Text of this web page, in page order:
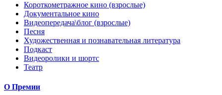
Короткометражное кино (взрослые)
Документальное кино
Видеопередача\блог (взрослые)
Песня
Художественная и познавательная литература
Подкаст
Видеоролики и шортс
Театр
О Премии